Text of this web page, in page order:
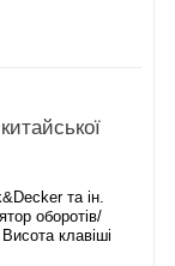
та ін.
оборотів/
клавіші